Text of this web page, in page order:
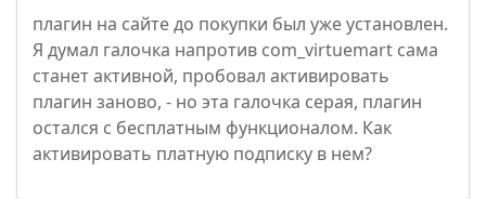
плагин на сайте до покупки был уже установлен.
Я думал галочка напротив com_virtuemart сама
станет активной, пробовал активировать
плагин заново, - но эта галочка серая, плагин
остался с бесплатным функционалом. Как
активировать платную подписку в нем?